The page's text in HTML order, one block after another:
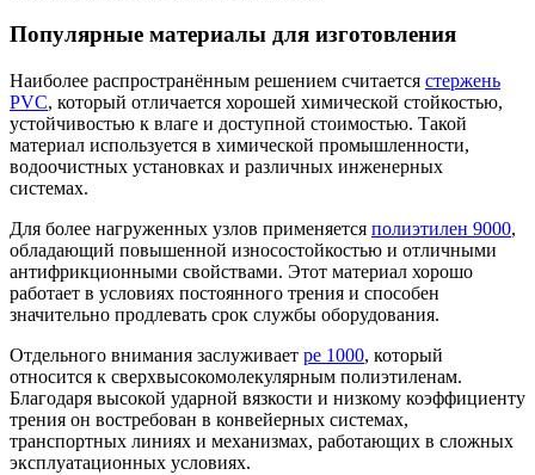
Популярные материалы для изготовления
Наиболее распространённым решением считается стержень
PVC, который отличается хорошей химической стойкостью,
устойчивостью к влаге и доступной стоимостью. Такой
материал используется в химической промышленности,
водоочистных установках и различных инженерных
системах.
Для более нагруженных узлов применяется полиэтилен 9000,
обладающий повышенной износостойкостью и отличными
антифрикционными свойствами. Этот материал хорошо
работает в условиях постоянного трения и способен
значительно продлевать срок службы оборудования.
Отдельного внимания заслуживает ре 1000, который
относится к сверхвысокомолекулярным полиэтиленам.
Благодаря высокой ударной вязкости и низкому коэффициенту
трения он востребован в конвейерных системах,
транспортных линиях и механизмах, работающих в сложных
эксплуатационных условиях.